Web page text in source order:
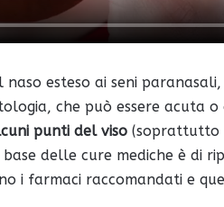
esteso ai seni
che può essere acuta o
punti del viso (soprattutto
delle cure mediche è di
i farmaci raccomandati e